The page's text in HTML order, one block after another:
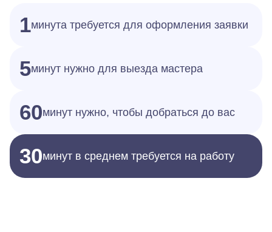
1минута требуется для оформления заявки
5минут нужно для выезда мастера
60минут нужно, чтобы добраться до вас
30минут в среднем требуется на работу